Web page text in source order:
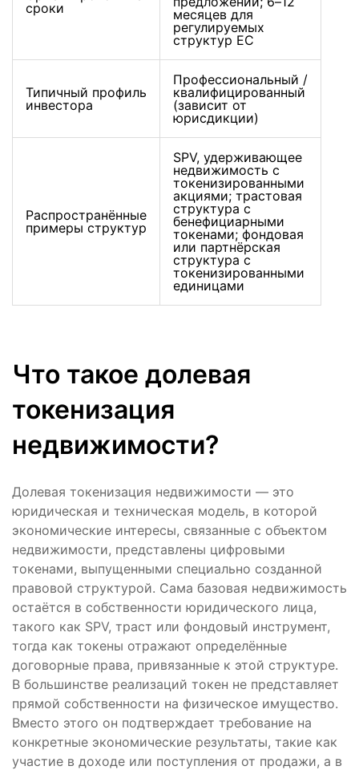
сроки
месяцев для
регулируемых
структур ЕС
Типичный профиль
инвестора
Профессиональный /
квалифицированный
(зависит от
юрисдикции)
Распространённые
примеры структур
SPV, удерживающее
недвижимость с
токенизированными
акциями; трастовая
структура с
бенефициарными
токенами; фондовая
или партнёрская
структура с
токенизированными
единицами
Что такое долевая
токенизация
недвижимости?
Долевая токенизация недвижимости — это
юридическая и техническая модель, в которой
экономические интересы, связанные с объектом
недвижимости, представлены цифровыми
токенами, выпущенными специально созданной
правовой структурой. Сама базовая недвижимость
остаётся в собственности юридического лица,
такого как SPV, траст или фондовый инструмент,
тогда как токены отражают определённые
договорные права, привязанные к этой структуре.
В большинстве реализаций токен не представляет
прямой собственности на физическое имущество.
Вместо этого он подтверждает требование на
конкретные экономические результаты, такие как
участие в доходе или поступления от продажи, а в